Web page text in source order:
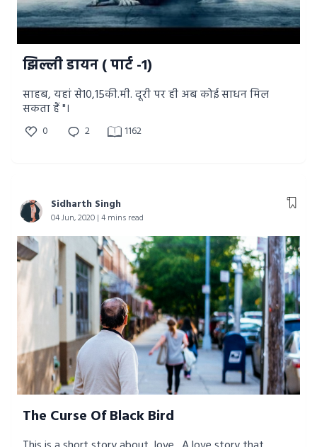
झिल्ली डायन ( पार्ट -1)
साहब, यहां से10,15की.मी. दूरी पर ही अब कोई साधन मिल
सकता हैं "।
0 2 1162
Sidharth Singh
04 Jun, 2020 | 4 mins read
The Curse Of Black Bird